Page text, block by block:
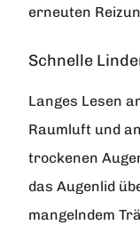
erneuten
Schnelle
Langes Lesen
Raumluft und
trockenen
das Augenlid
mangelndem